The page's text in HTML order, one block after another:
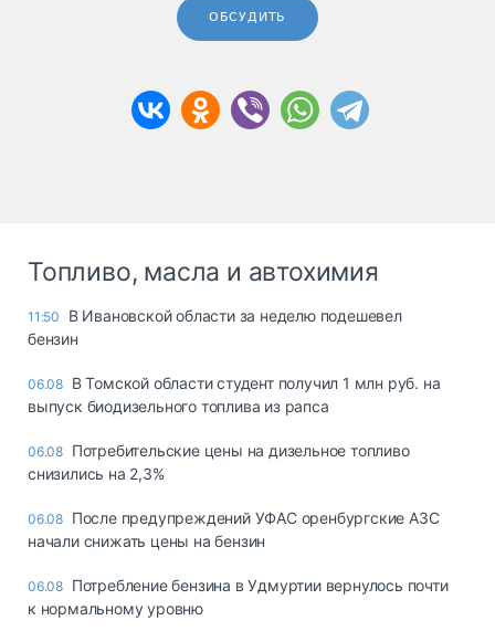
ОБСУДИТЬ
Топливо, масла и автохимия
11:50
В Ивановской области за неделю подешевел
бензин
06.08 В Томской области студент получил 1 млн руб. на
выпуск биодизельного топлива из рапса
06.08 Потребительские цены на дизельное топливо
снизились на 2,3%
06.08 После предупреждений УФАС оренбургские АЗС
начали снижать цены на бензин
06.08 Потребление бензина в Удмуртии вернулось почти
к нормальному уровню